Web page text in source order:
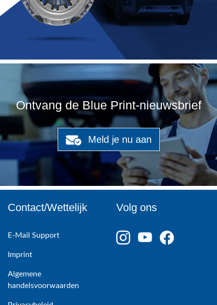
Ontvang de Blue Print-nieuwsbrief
Meld je nu aan
Contact/Wettelijk
E-Mail Support
Imprint
Algemene
handelsvoorwaarden
Volg ons